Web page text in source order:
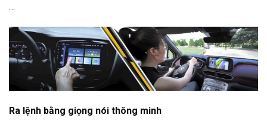
…
Ra lệnh bằng giọng nói thông minh